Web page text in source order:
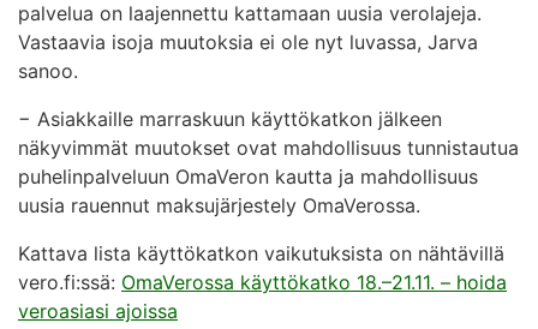
palvelua on laajennettu kattamaan uusia verolajeja.
Vastaavia isoja muutoksia ei ole nyt luvassa, Jarva
sanoo.
− Asiakkaille marraskuun käyttökatkon jälkeen
näkyvimmät muutokset ovat mahdollisuus tunnistautua
puhelinpalveluun OmaVeron kautta ja mahdollisuus
uusia rauennut maksujärjestely OmaVerossa.
Kattava lista käyttökatkon vaikutuksista on nähtävillä
vero.fi:ssä: OmaVerossa käyttökatko 18.–21.11. – hoida
veroasiasi ajoissa